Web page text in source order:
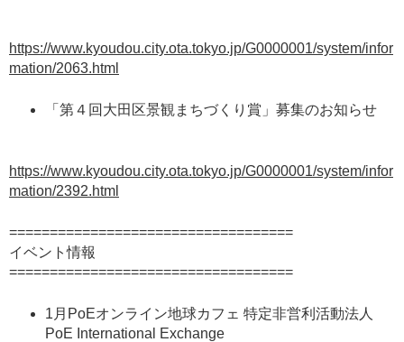
https://www.kyoudou.city.ota.tokyo.jp/G0000001/system/infor
mation/2063.html
「第４回大田区景観まちづくり賞」募集のお知らせ
https://www.kyoudou.city.ota.tokyo.jp/G0000001/system/infor
mation/2392.html
===================================
イベント情報
===================================
1月PoEオンライン地球カフェ 特定非営利活動法人
PoE International Exchange